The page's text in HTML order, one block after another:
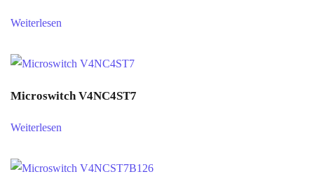
Weiterlesen
Microswitch V4NC4ST7
Weiterlesen